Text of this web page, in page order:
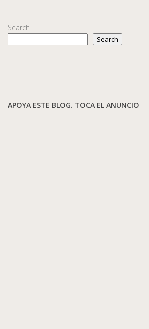
Search
Search
APOYA ESTE BLOG. TOCA EL ANUNCIO